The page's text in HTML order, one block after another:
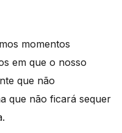
momentos
em que o nosso
que não
que não ficará sequer